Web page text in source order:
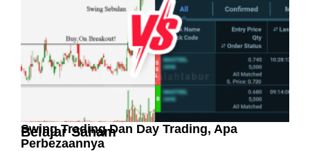
Swing Trading Dan Day Trading, Apa
Perbezaannya
Belajar Saham